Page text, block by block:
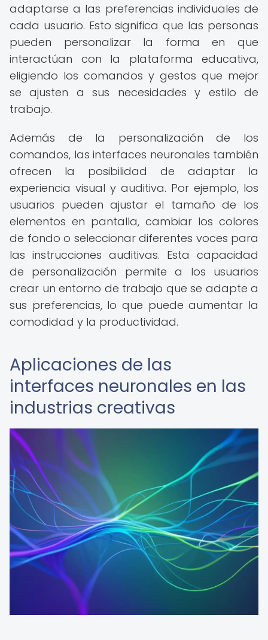
adaptarse a las preferencias individuales de
cada usuario. Esto significa que las personas
pueden personalizar la forma en que
interactúan con la plataforma educativa,
eligiendo los comandos y gestos que mejor
se ajusten a sus necesidades y estilo de
trabajo.
Además de la personalización de los
comandos, las interfaces neuronales también
ofrecen la posibilidad de adaptar la
experiencia visual y auditiva. Por ejemplo, los
usuarios pueden ajustar el tamaño de los
elementos en pantalla, cambiar los colores
de fondo o seleccionar diferentes voces para
las instrucciones auditivas. Esta capacidad
de personalización permite a los usuarios
crear un entorno de trabajo que se adapte a
sus preferencias, lo que puede aumentar la
comodidad y la productividad.
Aplicaciones de las
interfaces neuronales en las
industrias creativas